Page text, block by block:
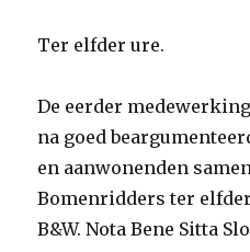
Ter elfder ure.
De eerder
na goed
en aanwonenden
Bomenridders ter
B&W. Nota Bene Sitta